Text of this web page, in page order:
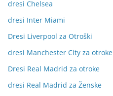
dresi Chelsea
dresi Inter Miami
Dresi Liverpool za Otroški
dresi Manchester City za otroke
Dresi Real Madrid za otroke
dresi Real Madrid za Ženske